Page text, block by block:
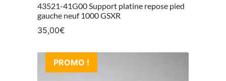
43521-41G00 Support platine repose pied
gauche neuf 1000 GSXR
35,00€
PROMO !